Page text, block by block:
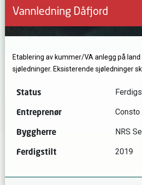
Vannledning Dåfjord
Etablering av kummer/VA anlegg på
sjøledninger. Eksisterende sjøledninger
Status
Entreprenør Consto
Byggherre NRS
Ferdigstilt 2019